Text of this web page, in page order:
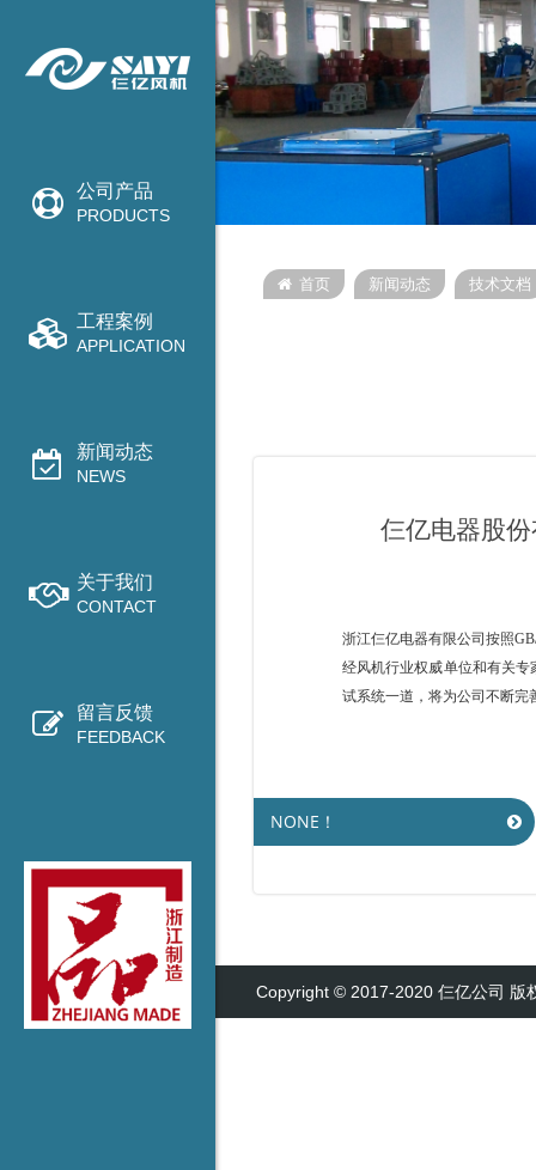
公司产品
PRODUCTS
工程案例
APPLICATION
新闻动态
NEWS
关于我们
CONTACT
留言反馈
FEEDBACK
首页 新闻动态 技术文档
仨亿电器股
浙江仨亿电器有限公司按照
经风机行业权威单位和有关
试系统一道，将为公司不断完
NONE！
Copyright © 2017-2020 仨亿公司 版